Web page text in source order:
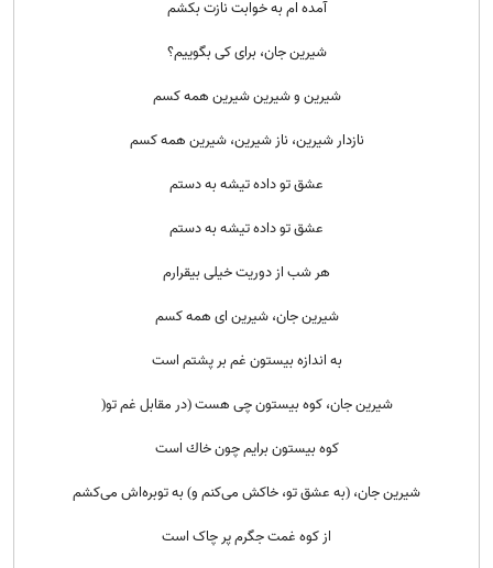
آمده ام به خوابت نازت بکشم
شیرین جان، برای کی بگوییم؟
شیرین و شیرین شیرین همه کسم
نازدار شیرین، ناز شیرین، شیرین همه کسم
عشق تو داده تیشه به دستم
عشق تو داده تیشه به دستم
هر شب از دوریت خیلی بیقرارم
شیرین جان، شیرین ای همه کسم
به اندازه بیستون غم بر پشتم است
شیرین جان، كوه بیستون چی هست (در مقابل غم تو(
كوه بیستون برایم چون خاك است
شیرین جان،‌ (به عشق تو، خاکش می‌کنم و) به توبره‌اش می‌کشم
از كوه غمت جگرم پر چاک است